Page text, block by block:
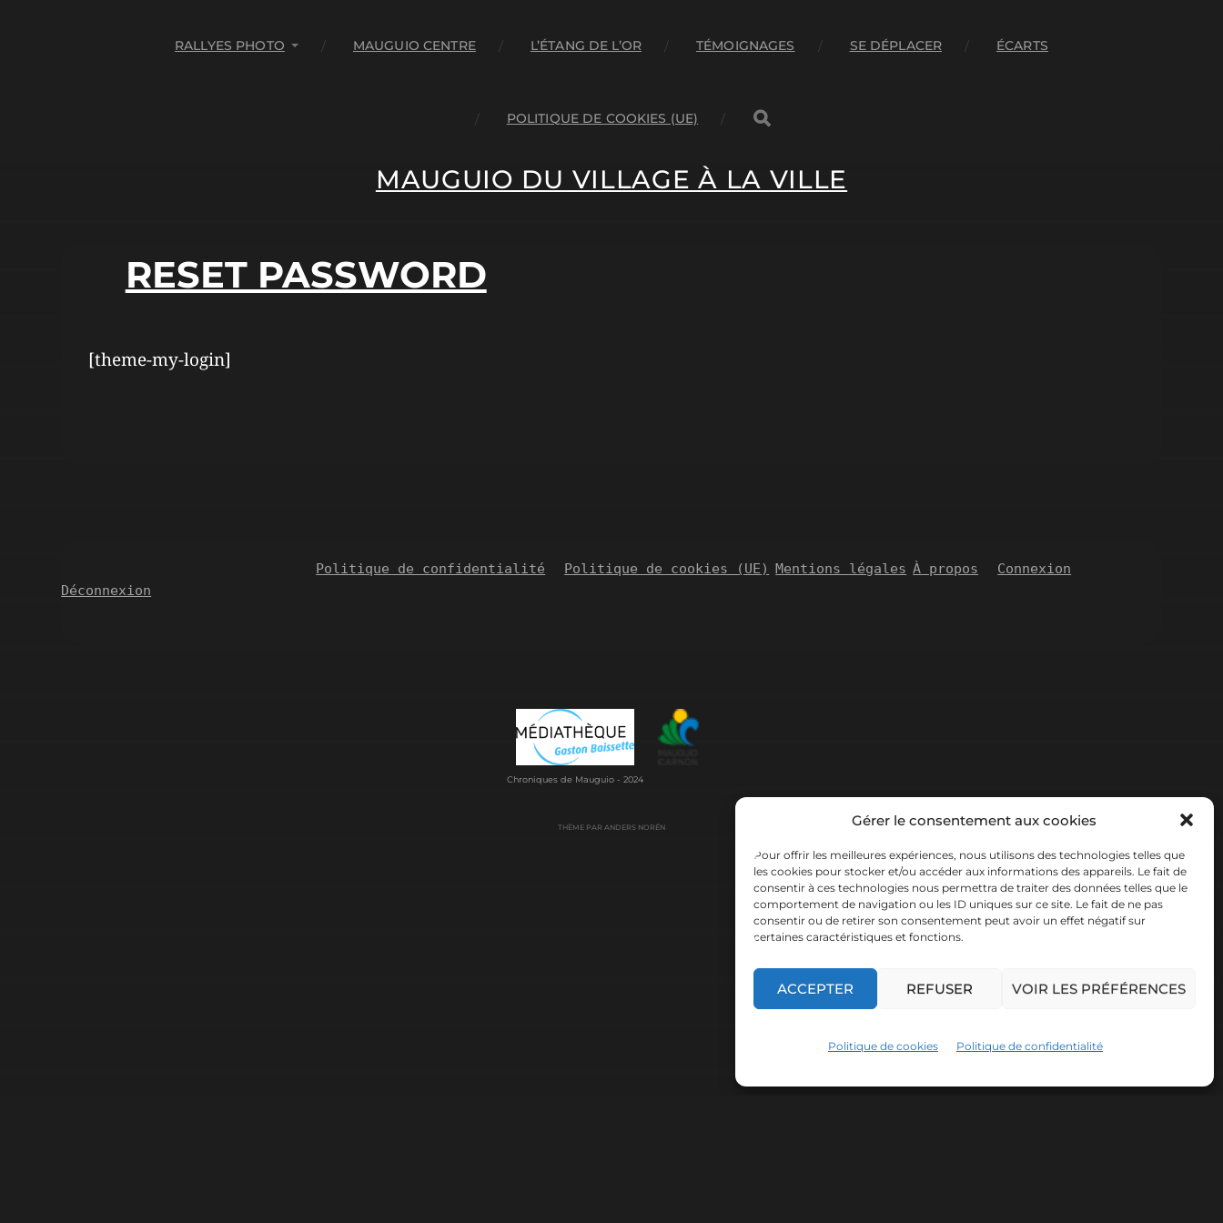
Gérer le consentement aux cookies
Pour offrir les meilleures expériences, nous utilisons des technologies telles que
les cookies pour stocker et/ou accéder aux informations des appareils. Le fait de
consentir à ces technologies nous permettra de traiter des données telles que le
comportement de navigation ou les ID uniques sur ce site. Le fait de ne pas
consentir ou de retirer son consentement peut avoir un effet négatif sur
certaines caractéristiques et fonctions.
ACCEPTER REFUSER VOIR LES PRÉFÉRENCES
Politique de cookies Politique de confidentialité
RALLYES PHOTO MAUGUIO CENTRE L’ÉTANG DE L’OR TÉMOIGNAGES SE DÉPLACER ÉCARTS
POLITIQUE DE COOKIES (UE)
MAUGUIO DU VILLAGE À LA VILLE
RESET PASSWORD
[theme-my-login]
Politique de confidentialité Politique de cookies (UE) Mentions légales À propos
Connexion
Déconnexion
Chroniques de Mauguio - 2024
THÈME PAR ANDERS NORÉN